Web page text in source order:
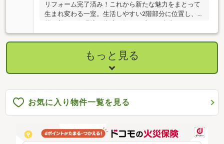
リフォーム完了済み！これから新たな魅力をまとって
生まれ変わる一室。生活しやすい2階部分に位置し、
ンです。
もっと見る
お気に入り物件一覧を見る